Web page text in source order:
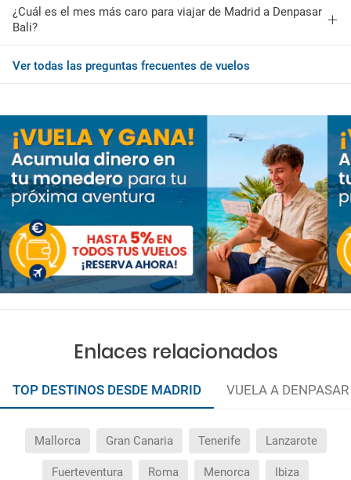
¿Cuál es el mes más caro para viajar de Madrid a Denpasar
Bali?
Ver todas las preguntas frecuentes de vuelos
Enlaces relacionados
TOP DESTINOS DESDE MADRID VUELA A
Mallorca Gran Canaria Tenerife Lanzarote
Fuerteventura Roma Menorca Ibiza